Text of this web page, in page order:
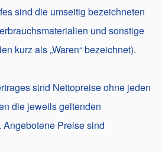
sind die umseitig bezeichneten
und sonstige
kurz als „Waren“ bezeichnet).
sind Nettopreise ohne jeden
die jeweils geltenden
Angebotene Preise sind